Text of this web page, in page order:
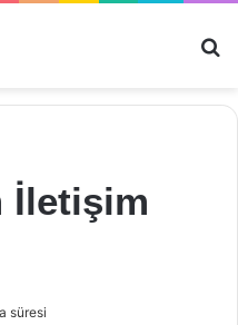
İletişim
süresi